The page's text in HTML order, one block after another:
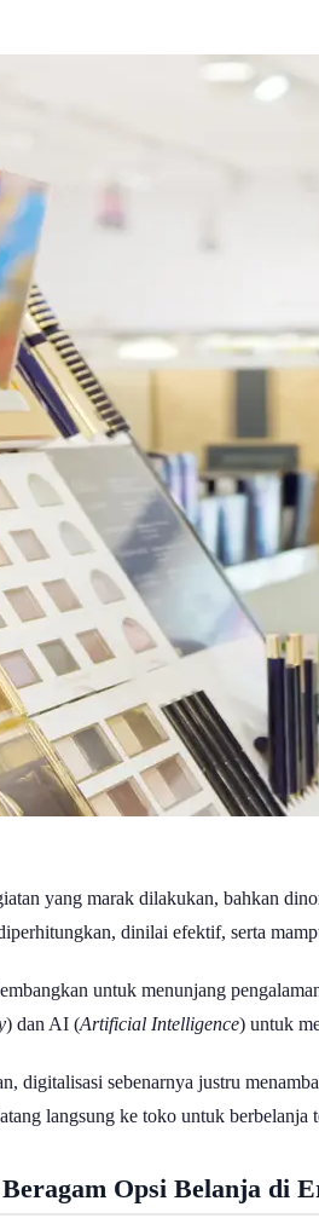
yang marak dilakukan, bahkan
dinilai efektif, serta
untuk menunjang
) dan AI (Artificial Intelligence) untuk
digitalisasi sebenarnya justru
langsung ke toko untuk berbelanja
Opsi Belanja di